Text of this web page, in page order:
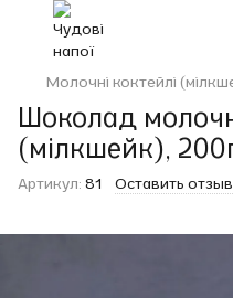
Молочні коктейлі
Шоколад
(мілкшейк),
Артикул: 81 Оставить отзыв